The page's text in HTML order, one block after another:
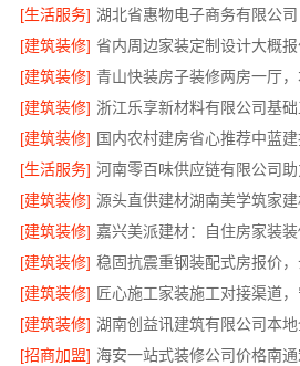
[生活服务] 湖北省惠物电子商务有限公
[建筑装修]
[建筑装修]
[建筑装修] 浙江乐享新材料有限公司基
[建筑装修] 国内农村建房省心推荐中蓝
[生活服务] 河南零百味供应链有限公司
[建筑装修] 源头直供建材湖南美学筑家
[建筑装修]
[建筑装修]
[建筑装修]
[建筑装修] 湖南创益讯建筑有限公司本
[招商加盟]